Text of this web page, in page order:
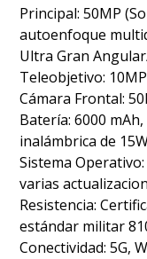
Principal: 50MP
autoenfoque
Ultra Gran
Teleobjetivo:
Cámara Frontal:
Batería: 6000
inalámbrica de
Sistema
varias
Resistencia:
estándar militar
Conectividad: 5G,